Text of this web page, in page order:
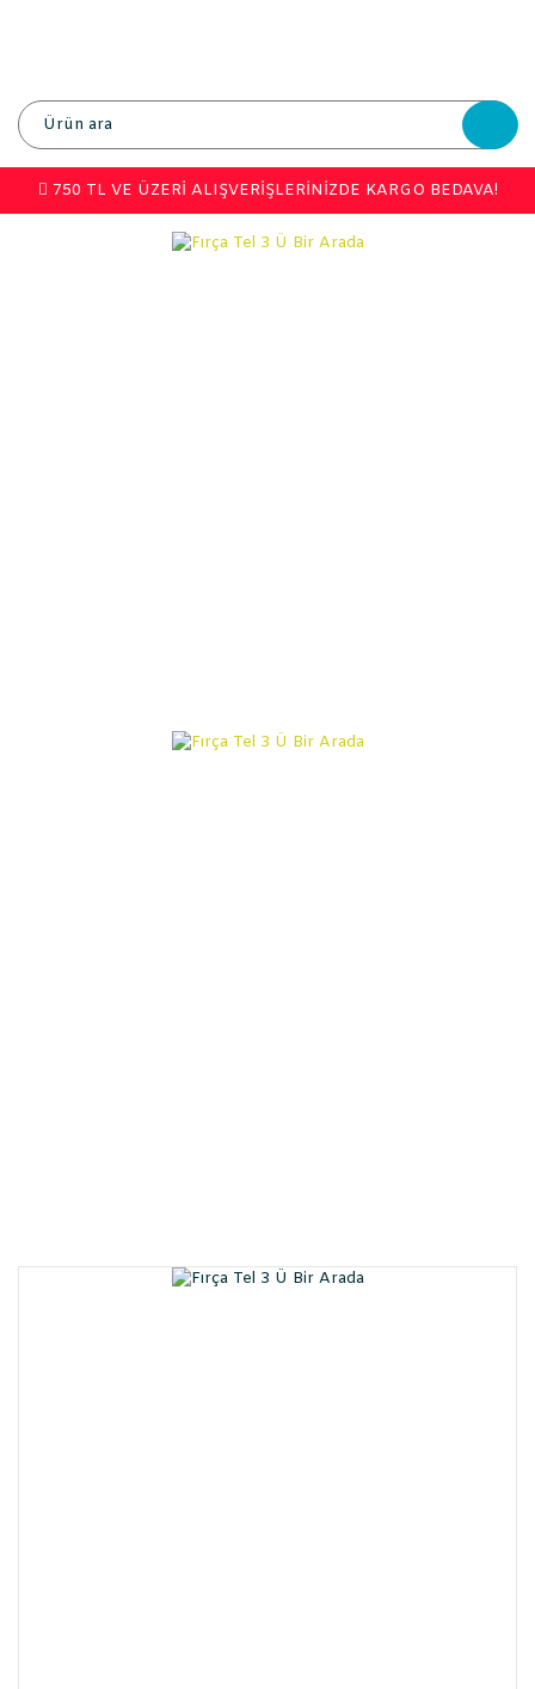
750 TL VE ÜZERİ ALIŞVERİŞLERİNİZDE KARGO BEDAVA!